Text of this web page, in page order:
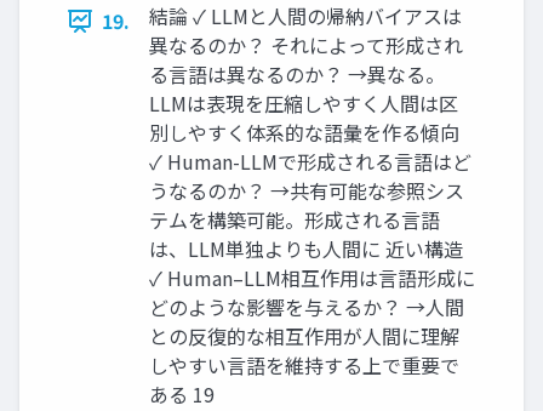
19.
結論 ✓ LLMと人間の帰納バイアスは
異なるのか？ それによって形成され
る言語は異なるのか？ →異なる。
LLMは表現を圧縮しやすく人間は区
別しやすく体系的な語彙を作る傾向
✓ Human-LLMで形成される言語はど
うなるのか？ →共有可能な参照シス
テムを構築可能。形成される言語
は、LLM単独よりも人間に 近い構造
✓ Human–LLM相互作用は言語形成に
どのような影響を与えるか？ →人間
との反復的な相互作用が人間に理解
しやすい言語を維持する上で重要で
ある 19